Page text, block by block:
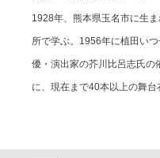
1928年、熊本県玉名市に生
所で学ぶ。1956年に植田い
優・演出家の芥川比呂志氏の
に、現在まで40本以上の舞台